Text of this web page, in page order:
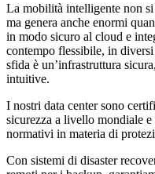
La mobilità intelligente non
ma genera anche enormi
in modo sicuro al cloud e
contempo flessibile, in
sfida è un’infrastruttura
intuitive.
I nostri data center sono
sicurezza a livello mondiale
normativi in materia di
Con sistemi di disaster